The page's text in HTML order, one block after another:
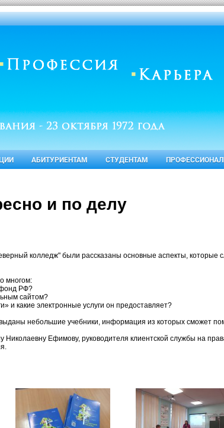
АБИТУРИЕНТАМ СТУДЕНТАМ
и по делу
колледж" были рассказаны основные аспекты, которые
многом:
РФ?
сайтом?
и какие электронные услуги он предоставляет?
небольшие учебники, информация из которых сможет
Николаевну Ефимову, руководителя клиентской службы на